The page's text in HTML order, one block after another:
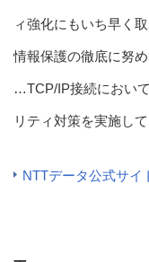
ィ強化にもいち早く
情報保護の徹底に努め
…TCP/IP接続におい
リティ対策を実施して
NTTデータ公式サイ